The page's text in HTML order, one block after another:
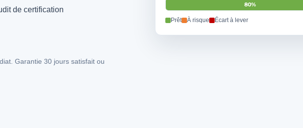
de certification
Garantie 30 jours satisfait ou
80%
Prêt À risque Écart à lever